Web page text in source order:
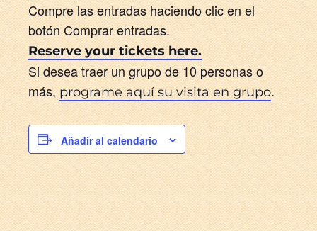
Compre las entradas haciendo clic en el
botón Comprar entradas.
Reserve your tickets here.
Si desea traer un grupo de 10 personas o
más,programe aquí su visita en grupo.
Añadir al calendario